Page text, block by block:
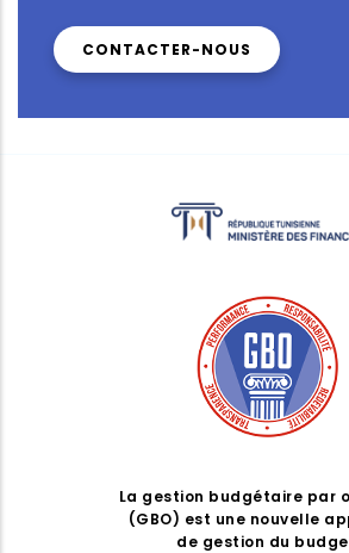
CONTACTER-NOUS
La gestion budgétaire par
(GBO) est une nouvelle
de gestion du